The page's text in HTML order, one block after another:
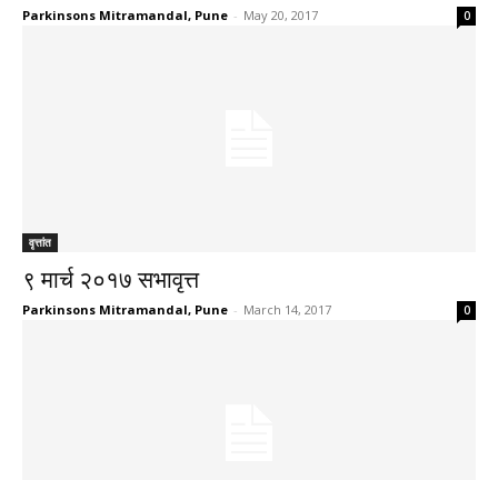
Parkinsons Mitramandal, Pune - May 20, 2017 0
वृत्तांत
९ मार्च २०१७ सभावृत्त
Parkinsons Mitramandal, Pune - March 14, 2017 0